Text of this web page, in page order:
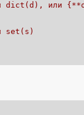
dict(d), или
set(s)